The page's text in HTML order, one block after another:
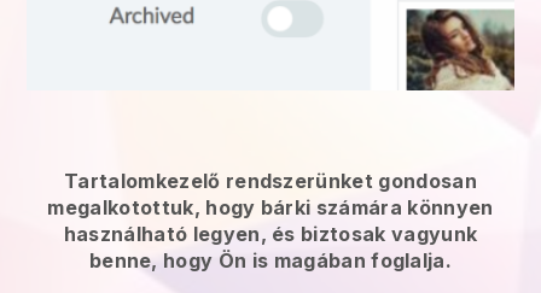
Tartalomkezelő rendszerünket gondosan
megalkotottuk, hogy bárki számára könnyen
használható legyen, és biztosak vagyunk
benne, hogy Ön is magában foglalja.